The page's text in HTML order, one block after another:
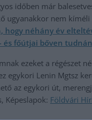
időben már
ugyanakkor nem
hogy néhány év
és főútjai bőven
ezeket a régészet
egykori Lenin Mgtsz
az egykori út,
Képeslapok: Földvári